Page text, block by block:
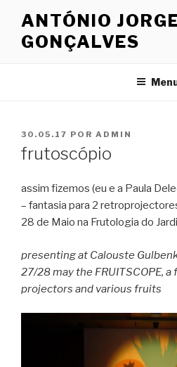
ANTÓNIO
GONÇALVES
PUBLICADO
EM
30.05.17 POR ADMIN
frutoscópio
assim fizemos (eu e a Paula
– fantasia para 2
28 de Maio na Frutologia do
presenting at Calouste
27/28 may the FRUITSCOPE,
projectors and various fruits